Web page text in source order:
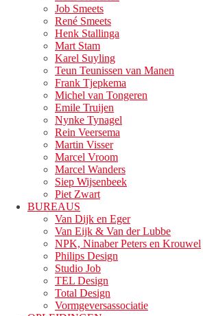
Job Smeets
René Smeets
Henk Stallinga
Mart Stam
Karel Suyling
Teun Teunissen van Manen
Frank Tjepkema
Michel van Tongeren
Emile Truijen
Nynke Tynagel
Rein Veersema
Martin Visser
Marcel Vroom
Marcel Wanders
Siep Wijsenbeek
Piet Zwart
BUREAUS
Van Dijk en Eger
Van Eijk & Van der Lubbe
NPK, Ninaber Peters en Krouwel
Philips Design
Studio Job
TEL Design
Total Design
Vormgeversassociatie